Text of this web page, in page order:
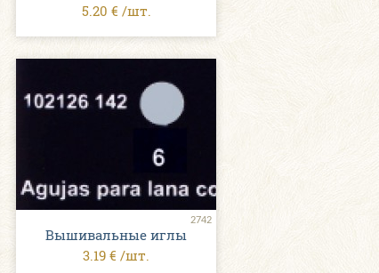
5.20 € /шт.
2742
Вышивальные иглы
3.19 € /шт.